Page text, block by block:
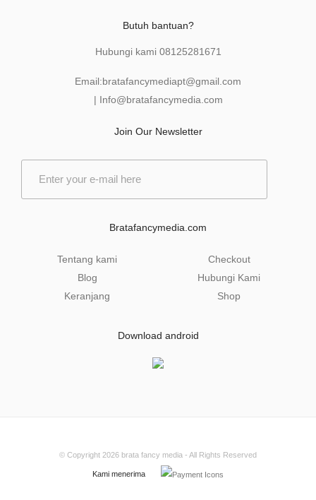
Butuh bantuan?
Hubungi kami 08125281671
Email:bratafancymediapt@gmail.com
| Info@bratafancymedia.com
Join Our Newsletter
Bratafancymedia.com
Tentang kami
Blog
Keranjang
Checkout
Hubungi Kami
Shop
Download android
Kami menerima
© Copyright 2026 brata fancy media - All Rights Reserved